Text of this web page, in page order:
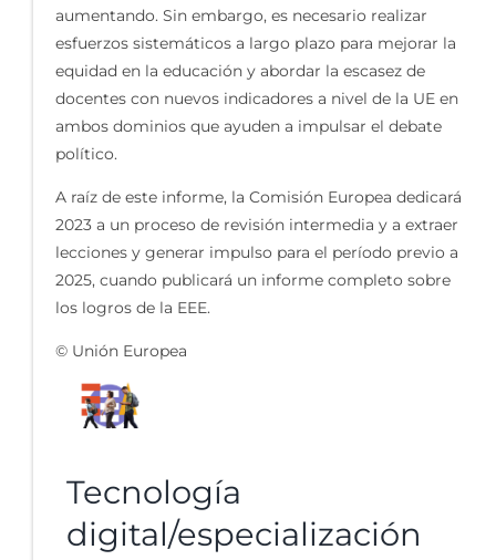
aumentando. Sin embargo, es necesario realizar
esfuerzos sistemáticos a largo plazo para mejorar la
equidad en la educación y abordar la escasez de
docentes con nuevos indicadores a nivel de la UE en
ambos dominios que ayuden a impulsar el debate
político.
A raíz de este informe, la Comisión Europea dedicará
2023 a un proceso de revisión intermedia y a extraer
lecciones y generar impulso para el período previo a
2025, cuando publicará un informe completo sobre
los logros de la EEE.
© Unión Europea
Tecnología
digital/especialización